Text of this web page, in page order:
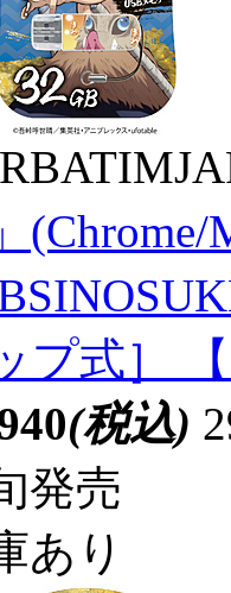
プ式］ 【
(税込)
発売
あり